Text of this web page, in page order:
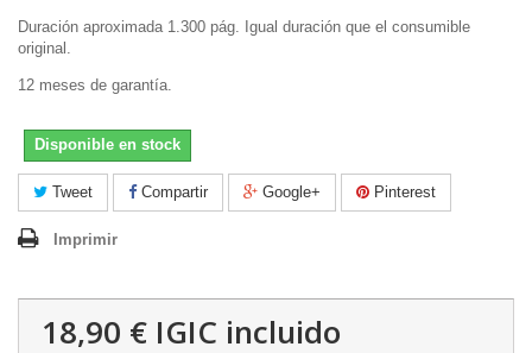
Duración aproximada 1.300 pág. Igual duración que el consumible
original.
12 meses de garantía.
Disponible en stock
Tweet Compartir Google+ Pinterest
Imprimir
18,90 € IGIC incluido